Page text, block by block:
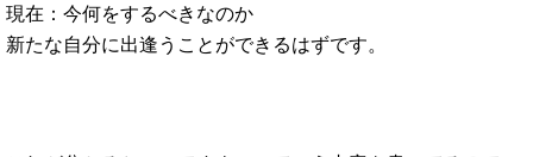
現在：今何をするべきなのか
新たな自分に出逢うことができるはずです。